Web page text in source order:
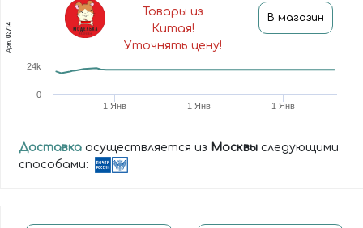
Арт.
03714
Товары из
Китая!
Уточнять цену!
В магазин
1 Янв 1 Янв 1 Янв
0
24k
Доставка осуществляется из Москвы следующими
способами: